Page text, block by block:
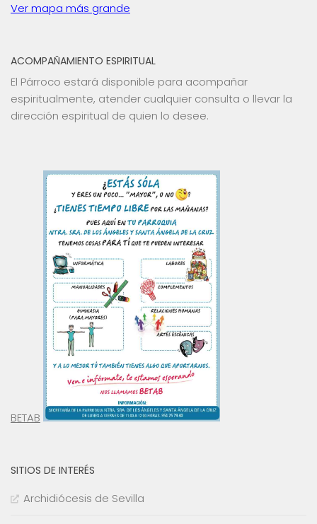
Ver mapa más grande
ACOMPAÑAMIENTO ESPIRITUAL
El Párroco estará disponible para acompañar
espiritualmente, atender cualquier consulta o llevar la
dirección espiritual de quien lo desee.
BETAB
SITIOS DE INTERÉS
Archidiócesis de Sevilla